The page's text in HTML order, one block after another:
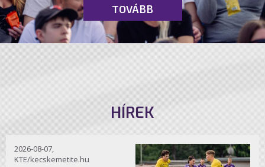
TOVÁBB
HÍREK
2026-08-07,
KTE/kecskemetite.hu